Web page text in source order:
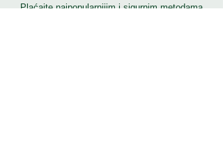
Plaćajte najpopularnijim i sigurnim metodama